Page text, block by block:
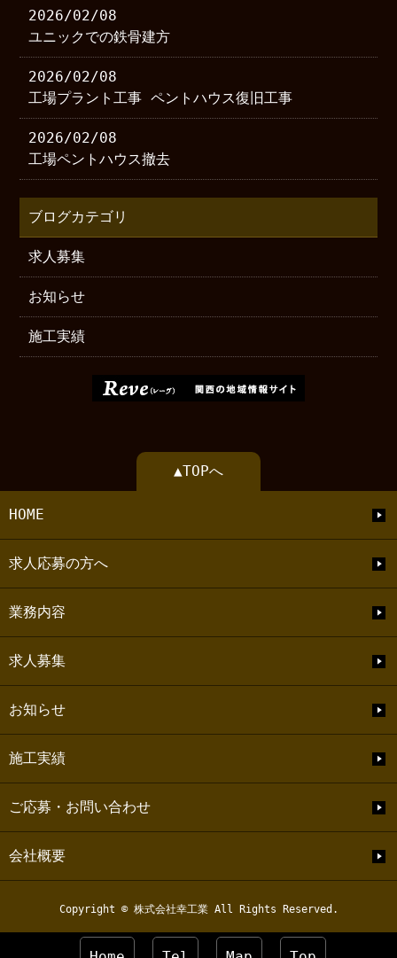
2026/02/08
ユニックでの鉄骨建方
2026/02/08
工場プラント工事 ペントハウス復旧工事
2026/02/08
工場ペントハウス撤去
ブログカテゴリ
求人募集
お知らせ
施工実績
▲TOPへ
HOME
求人応募の方へ
業務内容
求人募集
お知らせ
施工実績
ご応募・お問い合わせ
会社概要
Copyright © 株式会社幸工業 All Rights Reserved.